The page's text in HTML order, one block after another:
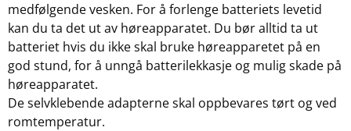
medfølgende vesken. For å forlenge batteriets levetid
kan du ta det ut av høreapparatet. Du bør alltid ta ut
batteriet hvis du ikke skal bruke høreapparetet på en
god stund, for å unngå batterilekkasje og mulig skade på
høreapparatet.
De selvklebende adapterne skal oppbevares tørt og ved
romtemperatur.